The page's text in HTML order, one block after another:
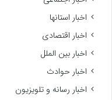
اخبار استانها
اخبار اقتصادی
اخبار بین الملل
اخبار حوادث
اخبار رسانه و تلویزیون